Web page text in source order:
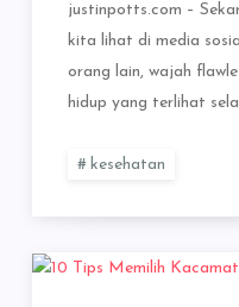
justinpotts.com –
kita lihat di media
orang lain, wajah
hidup yang terlihat
kesehatan